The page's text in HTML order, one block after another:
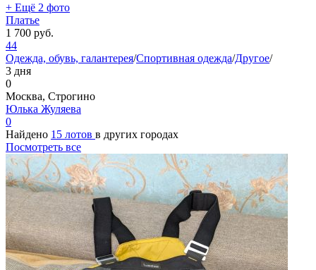
+ Ещё 2 фото
Платье
1 700 руб.
44
Одежда, обувь, галантерея/Спортивная одежда/Другое/
3 дня
0
Москва, Строгино
Юлька Жуляева
0
Найдено 15 лотов в других городах
Посмотреть все